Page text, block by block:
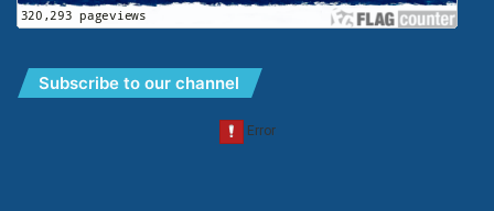
Subscribe to our channel